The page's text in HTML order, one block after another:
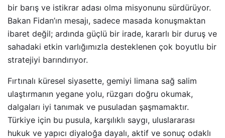
bir barış ve istikrar adası olma misyonunu sürdürüyor.
Bakan Fidan’ın mesajı, sadece masada konuşmaktan
ibaret değil; ardında güçlü bir irade, kararlı bir duruş ve
sahadaki etkin varlığımızla desteklenen çok boyutlu bir
stratejiyi barındırıyor.
Fırtınalı küresel siyasette, gemiyi limana sağ salim
ulaştırmanın yegane yolu, rüzgarı doğru okumak,
dalgaları iyi tanımak ve pusuladan şaşmamaktır.
Türkiye için bu pusula, karşılıklı saygı, uluslararası
hukuk ve yapıcı diyaloğa dayalı, aktif ve sonuç odaklı